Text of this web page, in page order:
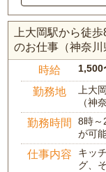
上大岡駅から徒
のお仕事（神奈川
時給 1,500
勤務地
上大
（神
勤務時間
8時～
が可
仕事内容
キッ
グ、